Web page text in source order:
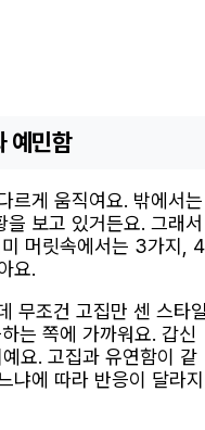
예민함
르게 움직여요. 밖에서는
보고 있거든요. 그래서
머릿속에서는 3가지, 4
요.
무조건 고집만 센 스타
는 쪽에 가까워요. 갑신
요. 고집과 유연함이 같
냐에 따라 반응이 달라지